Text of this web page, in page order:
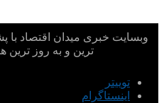
وبسایت خبری میدان اقتصاد با
ترین و به روز ترین
توییتر
اینستاگرام